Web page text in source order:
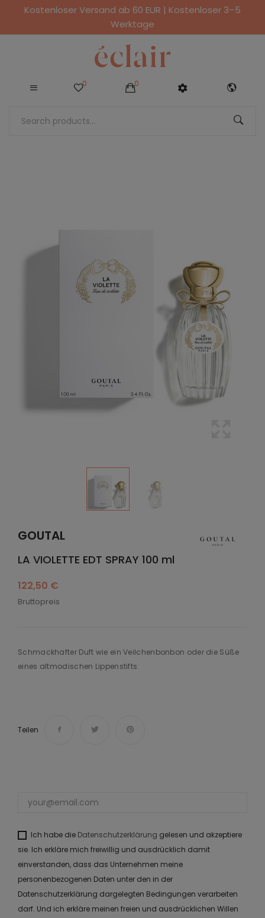
Kostenloser Versand ab 60 EUR | Kostenloser 3–5
Werktage
0 0
GOUTAL
LA VIOLETTE EDT SPRAY 100 ml
122,50 €
Bruttopreis
Schmackhafter Duft wie ein Veilchenbonbon oder die Süße
eines altmodischen Lippenstifts.
Teilen
Ich habe die Datenschutzerklärung gelesen und akzeptiere
sie. Ich erkläre mich freiwillig und ausdrücklich damit
einverstanden, dass das Unternehmen meine
personenbezogenen Daten unter den in der
Datenschutzerklärung dargelegten Bedingungen verarbeiten
darf. Und ich erkläre meinen freien und ausdrücklichen Willen